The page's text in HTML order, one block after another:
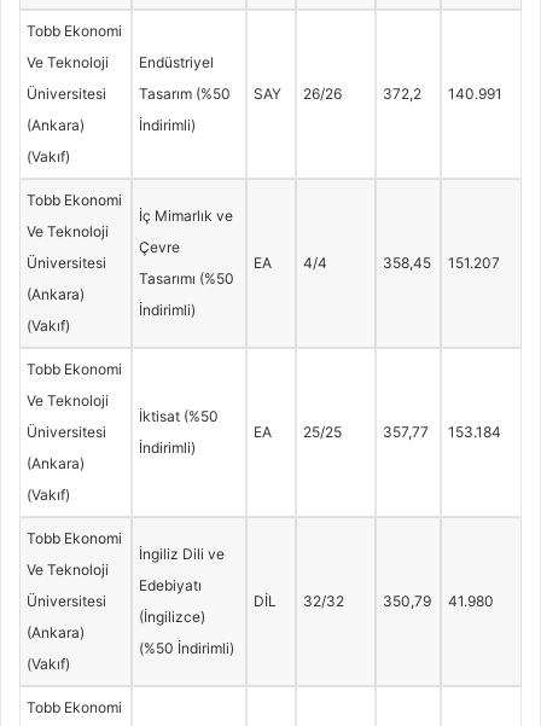
Tobb Ekonomi
Ve Teknoloji
Üniversitesi
(Ankara)
(Vakıf)
Endüstriyel
Tasarım (%50
İndirimli)
SAY 26/26 372,2 140.991
Tobb Ekonomi
Ve Teknoloji
Üniversitesi
(Ankara)
(Vakıf)
İç Mimarlık ve
Çevre
Tasarımı (%50
İndirimli)
EA 4/4 358,45 151.207
Tobb Ekonomi
Ve Teknoloji
Üniversitesi
(Ankara)
(Vakıf)
İktisat (%50
İndirimli)
EA 25/25 357,77 153.184
Tobb Ekonomi
Ve Teknoloji
Üniversitesi
(Ankara)
(Vakıf)
İngiliz Dili ve
Edebiyatı
(İngilizce)
(%50 İndirimli)
DİL 32/32 350,79 41.980
Tobb Ekonomi